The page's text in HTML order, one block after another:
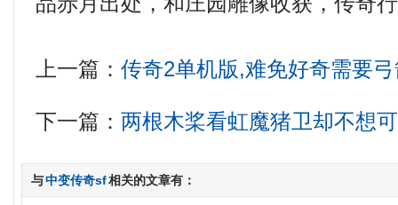
上一篇：传奇2单机版,难免好奇需要
下一篇：两根木桨看虹魔猪卫却不想
与中变传奇sf相关的文章有：